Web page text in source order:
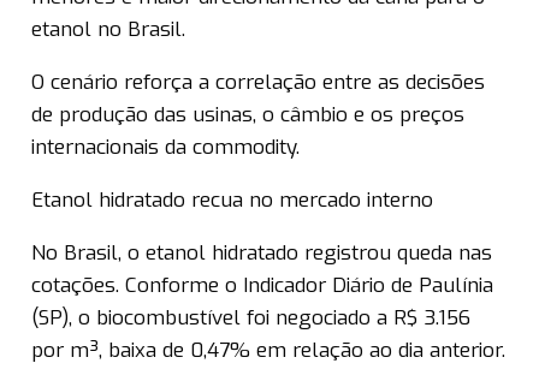
etanol no Brasil.
O cenário reforça a correlação entre as decisões
de produção das usinas, o câmbio e os preços
internacionais da commodity.
Etanol hidratado recua no mercado interno
No Brasil, o etanol hidratado registrou queda nas
cotações. Conforme o Indicador Diário de Paulínia
(SP), o biocombustível foi negociado a R$ 3.156
por m³, baixa de 0,47% em relação ao dia anterior.